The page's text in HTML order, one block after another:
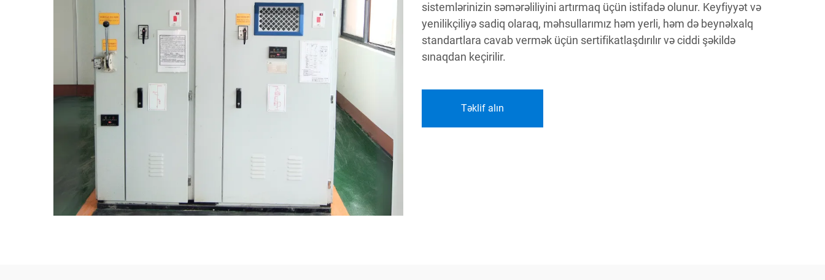
sistemlərinizin səmərəliliyini artırmaq üçün istifadə olunur. Keyfiyyət və
yenilikçiliyə sadiq olaraq, məhsullarımız həm yerli, həm də beynəlxalq
standartlara cavab vermək üçün sertifikatlaşdırılır və ciddi şəkildə
sınaqdan keçirilir.
Təklif alın